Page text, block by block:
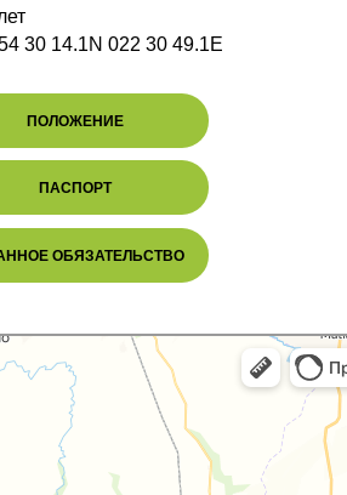
30 14.1N 022 30 49.1E
ПОЛОЖЕНИЕ
ПАСПОРТ
ОБЯЗАТЕЛЬСТВО